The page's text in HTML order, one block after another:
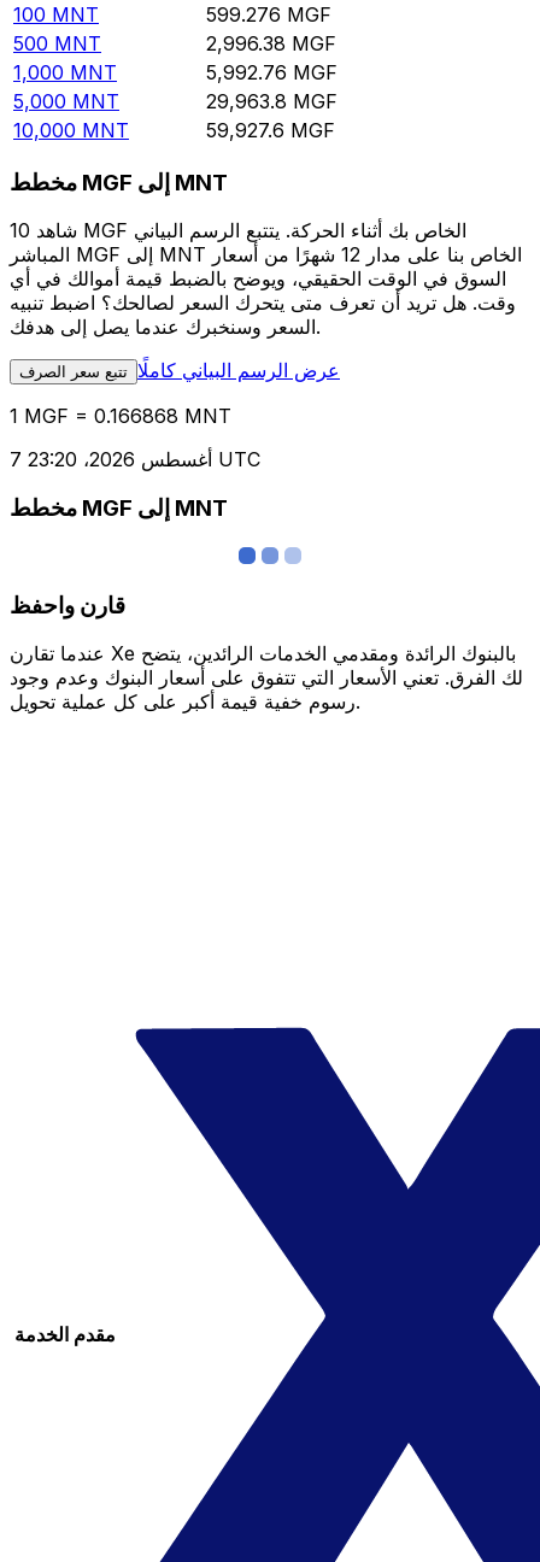
100 MNT 599.276 MGF
500 MNT 2,996.38 MGF
1,000 MNT 5,992.76 MGF
5,000 MNT 29,963.8 MGF
10,000 MNT 59,927.6 MGF
مخطط MGF إلى MNT
شاهد 10 MGF الخاص بك أثناء الحركة. يتتبع الرسم البياني
المباشر MGF إلى MNT الخاص بنا على مدار 12 شهرًا من أسعار
السوق في الوقت الحقيقي، ويوضح بالضبط قيمة أموالك في أي
وقت. هل تريد أن تعرف متى يتحرك السعر لصالحك؟ اضبط تنبيه
السعر وسنخبرك عندما يصل إلى هدفك.
تتبع سعر الصرف عرض الرسم البياني كاملًا
1 MGF = 0.166868 MNT
7 أغسطس 2026، 23:20 UTC
مخطط MGF إلى MNT
قارن واحفظ
عندما تقارن Xe بالبنوك الرائدة ومقدمي الخدمات الرائدين، يتضح
لك الفرق. تعني الأسعار التي تتفوق على أسعار البنوك وعدم وجود
رسوم خفية قيمة أكبر على كل عملية تحويل.
مقدم الخدمة